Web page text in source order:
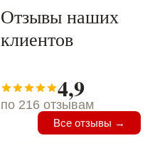
Отзывы наших
клиентов
4,9
по 216 отзывам
Все отзывы →